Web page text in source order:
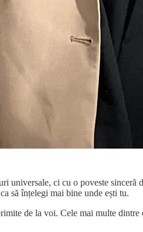
universale, ci cu o poveste
să înțelegi mai bine unde ești tu.
de la voi. Cele mai multe dintre